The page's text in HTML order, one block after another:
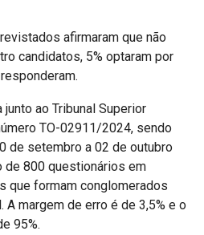
afirmaram que não
candidatos, 5% optaram por
ao Tribunal Superior
TO-02911/2024, sendo
de setembro a 02 de outubro
de 800 questionários em
que formam conglomerados
margem de erro é de 3,5% e o
95%.